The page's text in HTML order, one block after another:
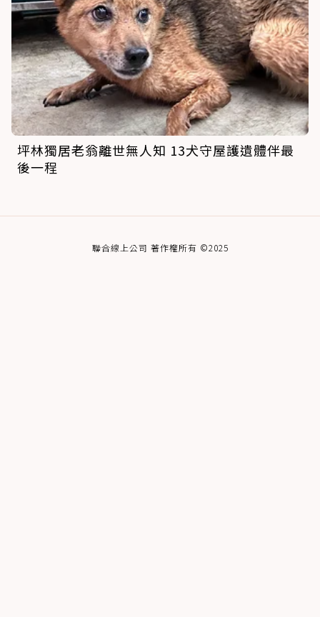
坪林獨居老翁離世無人知 13犬守屋護遺體伴最
後一程
聯合線上公司 著作權所有 ©2025